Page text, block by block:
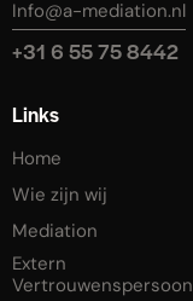
Info@a-mediation.nl
+31 6 55 75 8442
Links
Home
Wie zijn wij
Mediation
Extern
Vertrouwenspersoon